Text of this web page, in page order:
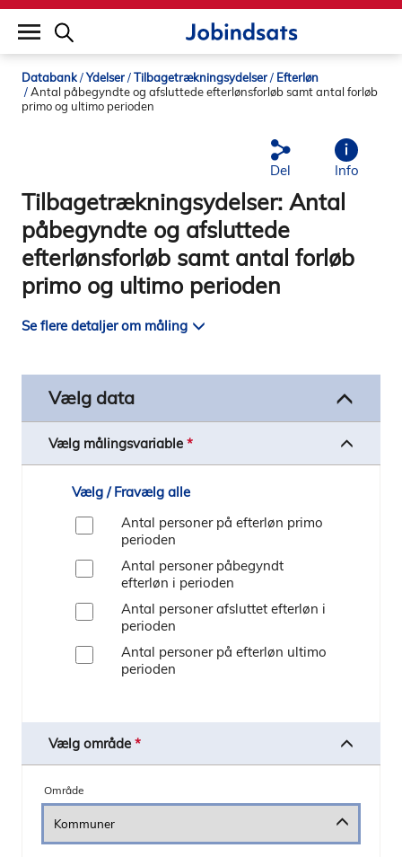
builddate: 2026-02-02 16:12:57
Databank Ydelser Tilbagetrækningsydelser
Efterløn
Antal påbegyndte og afsluttede efterlønsforløb samt antal forløb
primo og ultimo perioden